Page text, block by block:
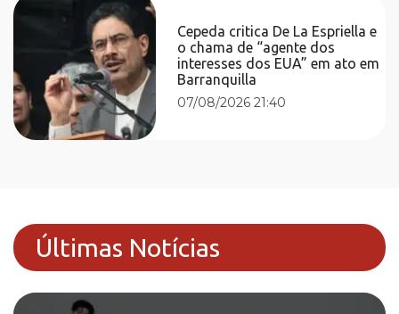
Cepeda critica De La Espriella e
o chama de “agente dos
interesses dos EUA” em ato em
Barranquilla
07/08/2026 21:40
Últimas Notícias